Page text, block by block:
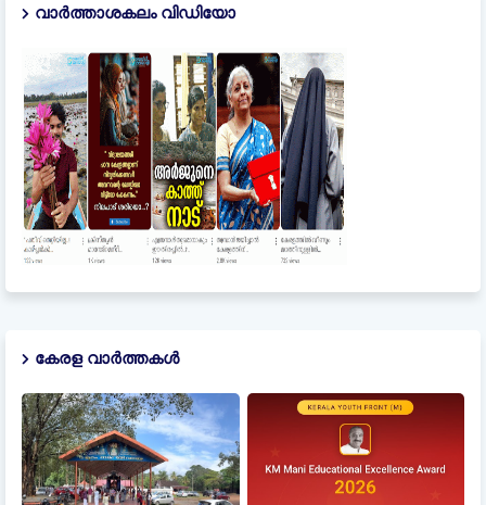
വാർത്താശകലം വിഡിയോ
കേരള വാർത്തകൾ